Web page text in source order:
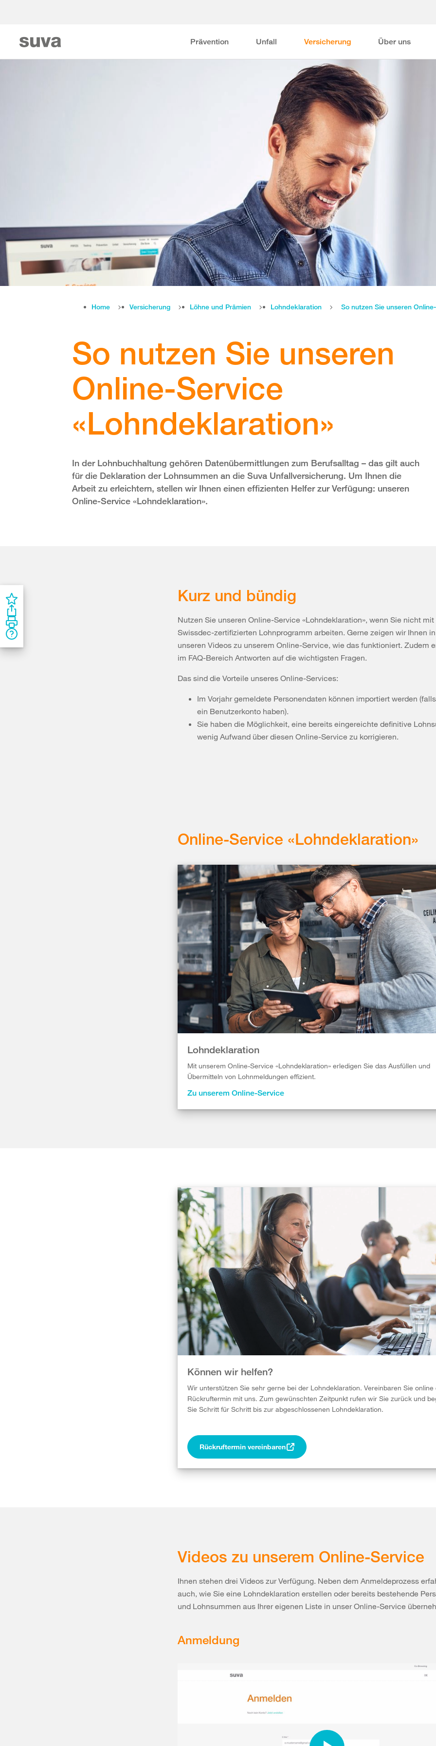
Prävention Unfall Versicherung Über uns
Home Versicherung Löhne und Prämien Lohndeklaration So nutzen Sie unseren
So nutzen Sie unseren
Online-Service
«Lohndeklaration»
In der Lohnbuchhaltung gehören Datenübermittlungen zum Berufsalltag – das gilt auch
für die Deklaration der Lohnsummen an die Suva Unfallversicherung. Um Ihnen die
Arbeit zu erleichtern, stellen wir Ihnen einen effizienten Helfer zur Verfügung: unseren
Online-Service «Lohndeklaration».
Kurz und bündig
Nutzen Sie unseren Online-Service «Lohndeklaration», wenn Sie nicht
Swissdec-zertifizierten Lohnprogramm arbeiten. Gerne zeigen wir Ihnen in
unseren Videos zu unserem Online-Service, wie das funktioniert. Zudem
im FAQ-Bereich Antworten auf die wichtigsten Fragen.
Das sind die Vorteile unseres Online-Services:
Im Vorjahr gemeldete Personendaten können importiert werden
ein Benutzerkonto haben).
Sie haben die Möglichkeit, eine bereits eingereichte definitive
wenig Aufwand über diesen Online-Service zu korrigieren.
Online-Service «Lohndeklaration»
Lohndeklaration
Mit unserem Online-Service «Lohndeklaration» erledigen Sie das Ausfüllen und
Übermitteln von Lohnmeldungen effizient.
Zu unserem Online-Service
Können wir helfen?
Wir unterstützen Sie sehr gerne bei der Lohndeklaration. Vereinbaren Sie online
Rückruftermin mit uns. Zum gewünschten Zeitpunkt rufen wir Sie zurück und
Sie Schritt für Schritt bis zur abgeschlossenen Lohndeklaration.
Rückruftermin vereinbaren
Videos zu unserem Online-Service
Ihnen stehen drei Videos zur Verfügung. Neben dem Anmeldeprozess
auch, wie Sie eine Lohndeklaration erstellen oder bereits bestehende
und Lohnsummen aus Ihrer eigenen Liste in unser Online-Service
Anmeldung